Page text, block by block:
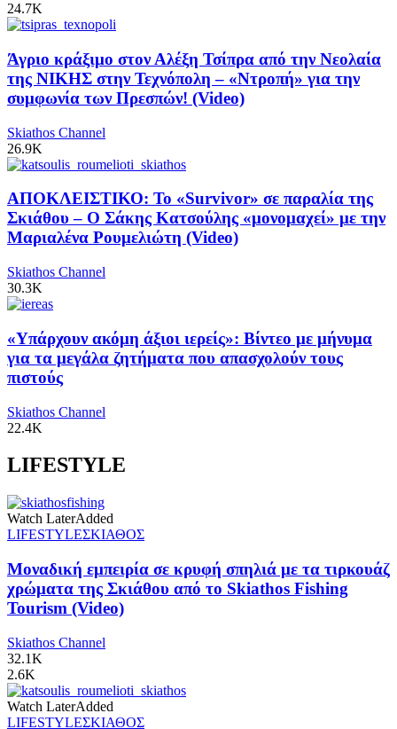
24.7K
Άγριο κράξιμο στον Αλέξη Τσίπρα από την Νεολαία
της ΝΙΚΗΣ στην Τεχνόπολη – «Ντροπή» για την
συμφωνία των Πρεσπών! (Video)
Skiathos Channel
26.9K
ΑΠΟΚΛΕΙΣΤΙΚΟ: Το «Survivor» σε παραλία της
Σκιάθου – Ο Σάκης Κατσούλης «μονομαχεί» με την
Μαριαλένα Ρουμελιώτη (Video)
Skiathos Channel
30.3K
«Υπάρχουν ακόμη άξιοι ιερείς»: Βίντεο με μήνυμα
για τα μεγάλα ζητήματα που απασχολούν τους
πιστούς
Skiathos Channel
22.4K
LIFESTYLE
Watch LaterAdded
LIFESTYLEΣΚΙΑΘΟΣ
Μοναδική εμπειρία σε κρυφή σπηλιά με τα τιρκουάζ
χρώματα της Σκιάθου από το Skiathos Fishing
Tourism (Video)
Skiathos Channel
32.1K
2.6K
Watch LaterAdded
LIFESTYLEΣΚΙΑΘΟΣ